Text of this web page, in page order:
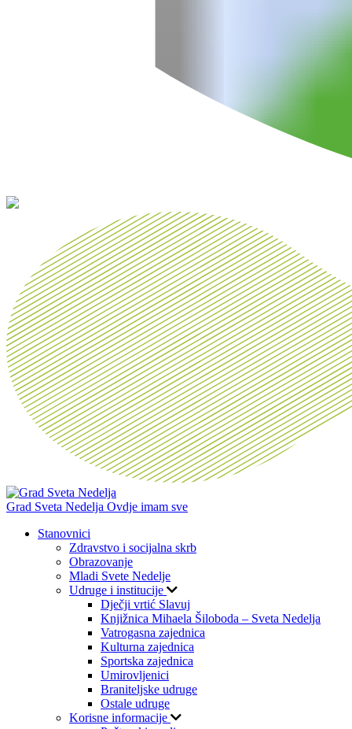
Grad Sveta Nedelja Ovdje imam sve
Stanovnici
Zdravstvo i socijalna skrb
Obrazovanje
Mladi Svete Nedelje
Udruge i institucije
Dječji vrtić Slavuj
Knjižnica Mihaela Šiloboda – Sveta Nedelja
Vatrogasna zajednica
Kulturna zajednica
Sportska zajednica
Umirovljenici
Braniteljske udruge
Ostale udruge
Korisne informacije